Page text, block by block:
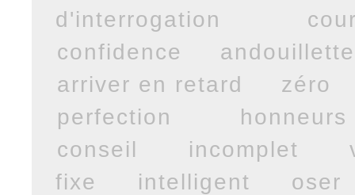
d'interrogation
confidence
andouillette
arriver en retard
zéro
perfection
honneurs
conseil
incomplet
fixe
intelligent
oser